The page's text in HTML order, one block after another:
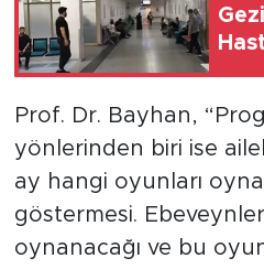
Prof. Dr. Bayhan,
yönlerinden biri ise
ay hangi oyunları
göstermesi.
oynanacağı ve bu